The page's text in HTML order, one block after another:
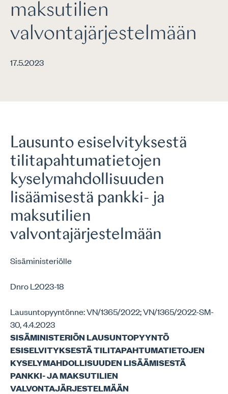
maksutilien
valvontajärjestelmään
17.5.2023
Lausunto esiselvityksestä
tilitapahtumatietojen
kyselymahdollisuuden
lisäämisestä pankki- ja
maksutilien
valvontajärjestelmään
Sisäministeriölle
Dnro L2023-18
Lausuntopyyntönne: VN/1365/2022; VN/1365/2022-SM-
30, 4.4.2023
SISÄMINISTERIÖN LAUSUNTOPYYNTÖ
ESISELVITYKSESTÄ TILITAPAHTUMATIETOJEN
KYSELYMAHDOLLISUUDEN LISÄÄMISESTÄ
PANKKI- JA MAKSUTILIEN
VALVONTAJÄRJESTELMÄÄN